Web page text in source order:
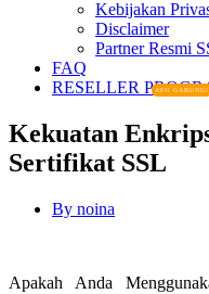
Kebijakan
Disclaimer
Partner Resmi
FAQ
AYO GABUNG!
RESELLER
Kekuatan
Sertifikat SSL
By noina
Apakah Anda